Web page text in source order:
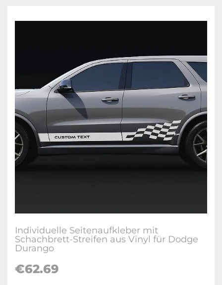
Individuelle Seitenaufkleber mit
Schachbrett-Streifen aus Vinyl für Dodge
Durango
€62.69